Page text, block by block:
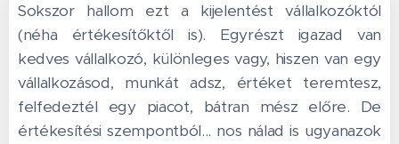
Sokszor hallom ezt a kijelentést vállalkozóktól
(néha értékesítőktől is). Egyrészt igazad van
kedves vállalkozó, különleges vagy, hiszen van egy
vállalkozásod, munkát adsz, értéket teremtesz,
felfedeztél egy piacot, bátran mész előre. De
értékesítési szempontból... nos nálad is ugyanazok